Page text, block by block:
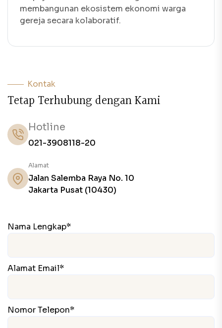
membangunan ekosistem ekonomi warga
gereja secara kolaboratif.
Kontak
Tetap TerhubungdenganKami
Hotline
021-3908118-20
Alamat
Jalan Salemba Raya No. 10
Jakarta Pusat (10430)
Nama Lengkap*
Alamat Email*
Nomor Telepon*